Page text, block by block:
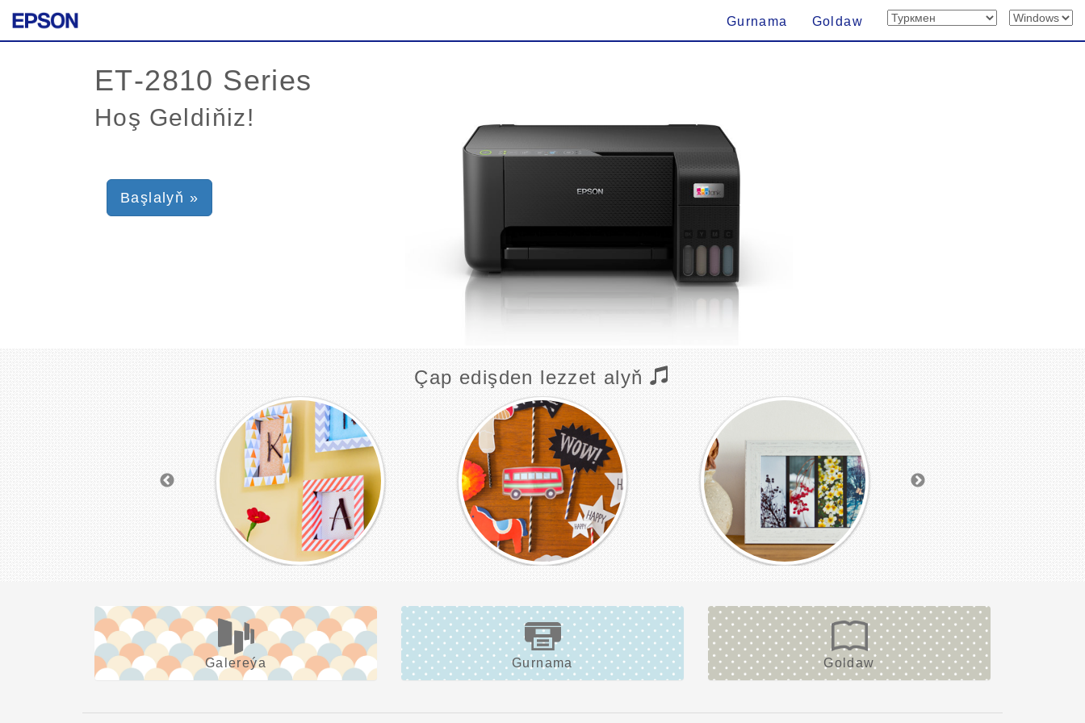
Gurnama Goldaw
Hoş Geldiňiz!
Başlalyň »
Çap edişden lezzet alyň
Galereýa Gurnama Goldaw